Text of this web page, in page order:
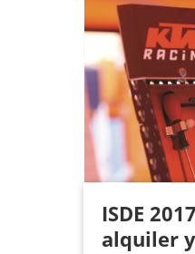
ISDE
alquiler